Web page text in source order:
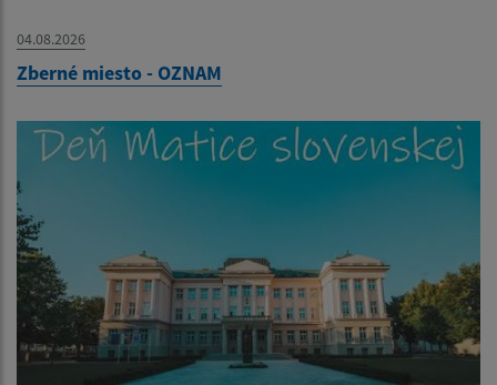
04.08.2026
Zberné miesto - OZNAM